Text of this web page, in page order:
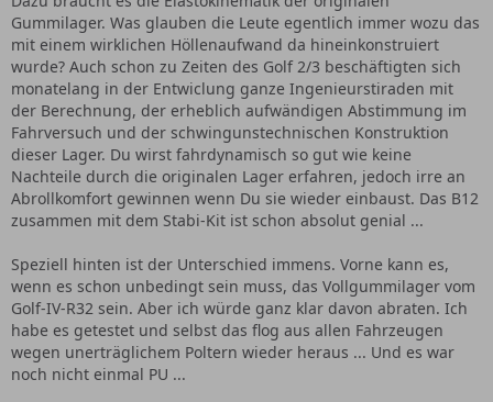
Gummilager. Was glauben die Leute egentlich immer wozu das
mit einem wirklichen Höllenaufwand da hineinkonstruiert
wurde? Auch schon zu Zeiten des Golf 2/3 beschäftigten sich
monatelang in der Entwiclung ganze Ingenieurstiraden mit
der Berechnung, der erheblich aufwändigen Abstimmung im
Fahrversuch und der schwingunstechnischen Konstruktion
dieser Lager. Du wirst fahrdynamisch so gut wie keine
Nachteile durch die originalen Lager erfahren, jedoch irre an
Abrollkomfort gewinnen wenn Du sie wieder einbaust. Das B12
zusammen mit dem Stabi-Kit ist schon absolut genial ...
Speziell hinten ist der Unterschied immens. Vorne kann es,
wenn es schon unbedingt sein muss, das Vollgummilager vom
Golf-IV-R32 sein. Aber ich würde ganz klar davon abraten. Ich
habe es getestet und selbst das flog aus allen Fahrzeugen
wegen unerträglichem Poltern wieder heraus ... Und es war
noch nicht einmal PU ...